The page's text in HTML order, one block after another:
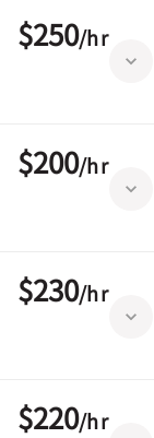
$250/hr
$200/hr
$230/hr
$220/hr